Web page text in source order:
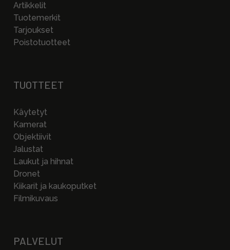
Artikkelit
Tuotemerkit
Tarjoukset
Poistotuotteet
TUOTTEET
Käytetyt
Kamerat
Objektiivit
Jalustat
Laukut ja hihnat
Dronet
Kiikarit ja kaukoputket
Filmikuvaus
PALVELUT